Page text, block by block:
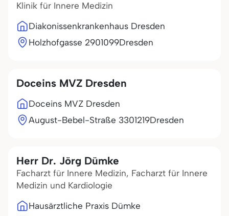
Klinik für Innere Medizin
Diakonissenkrankenhaus Dresden
Holzhofgasse 2901099Dresden
Doceins MVZ Dresden
Doceins MVZ Dresden
August-Bebel-Straße 3301219Dresden
Herr Dr. Jörg Dümke
Facharzt für Innere Medizin, Facharzt für Innere
Medizin und Kardiologie
Hausärztliche Praxis Dümke